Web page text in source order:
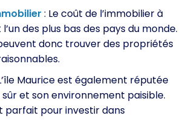
: Le coût de l’immobilier à
l’un des plus bas des pays du monde.
donc trouver des propriétés
Maurice est également réputée
et son environnement paisible.
parfait pour investir dans